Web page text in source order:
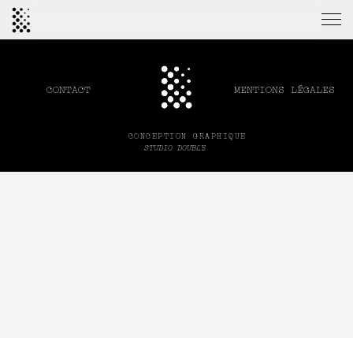
CONTACT MENTIONS LÉGALES
CONCEPTION GRAPHIQUE
STUDIO DOUBLE